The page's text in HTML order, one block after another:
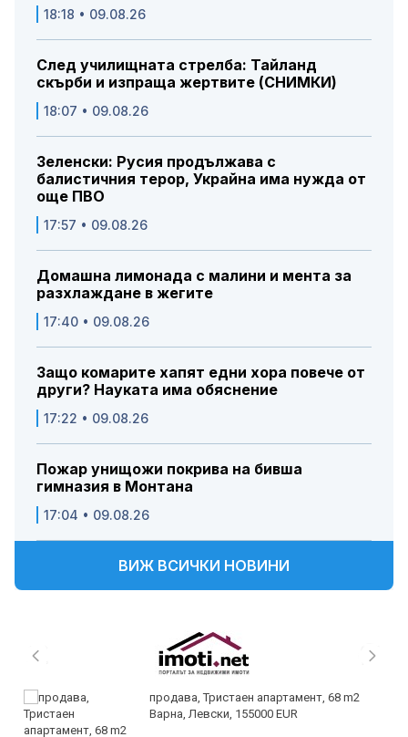
18:18 • 09.08.26
След училищната стрелба: Тайланд
скърби и изпраща жертвите (СНИМКИ)
18:07 • 09.08.26
Зеленски: Русия продължава с
балистичния терор, Украйна има нужда от
още ПВО
17:57 • 09.08.26
Домашна лимонада с малини и мента за
разхлаждане в жегите
17:40 • 09.08.26
Защо комарите хапят едни хора повече от
други? Науката има обяснение
17:22 • 09.08.26
Пожар унищожи покрива на бивша
гимназия в Монтана
17:04 • 09.08.26
ВИЖ ВСИЧКИ НОВИНИ
продава, Тристаен апартамент, 68 m2
Варна, Левски, 155000 EUR